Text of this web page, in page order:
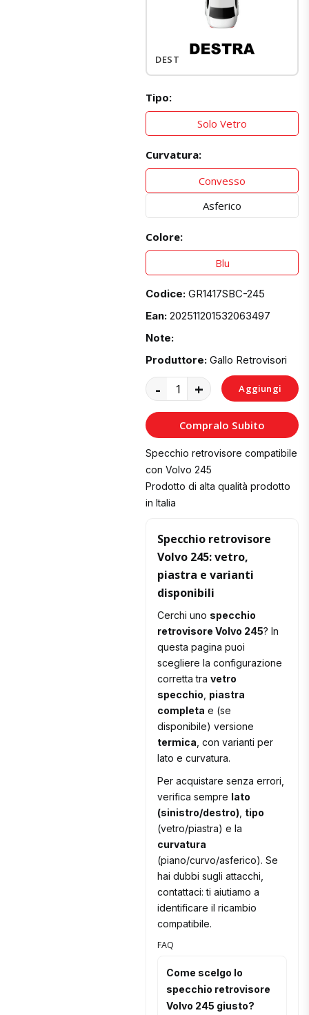
DESTRO
Tipo:
Solo Vetro
Curvatura:
Convesso
Asferico
Colore:
Blu
Codice: GR1417SBC-245
Ean: 202511201532063497
Note:
Produttore: Gallo Retrovisori
- + Aggiungi
al
Carrello
Compralo Subito
Specchio retrovisore compatibile
con Volvo 245
Prodotto di alta qualità prodotto
in Italia
Specchio retrovisore
Volvo 245: vetro,
piastra e varianti
disponibili
Cerchi uno specchio
retrovisore Volvo 245? In
questa pagina puoi
scegliere la configurazione
corretta travetro
specchio piastra
completa e (se
disponibile) versione
termica , con varianti per
lato e curvatura.
Per acquistare senza errori,
verifica sempre lato
(sinistro/destro) tipo
(vetro/piastra) e la
curvatura
(piano/curvo/asferico). Se
hai dubbi sugli attacchi,
contattaci: ti aiutiamo a
identificare il ricambio
compatibile.
FAQ
Come scelgo lo
specchio retrovisore
Volvo 245 giusto?